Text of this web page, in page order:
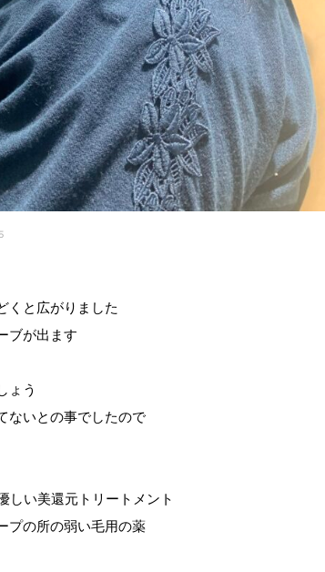
くと広がりました
ブが出ます
ょう
ないとの事でしたので
しい美還元トリートメント
プの所の弱い毛用の薬